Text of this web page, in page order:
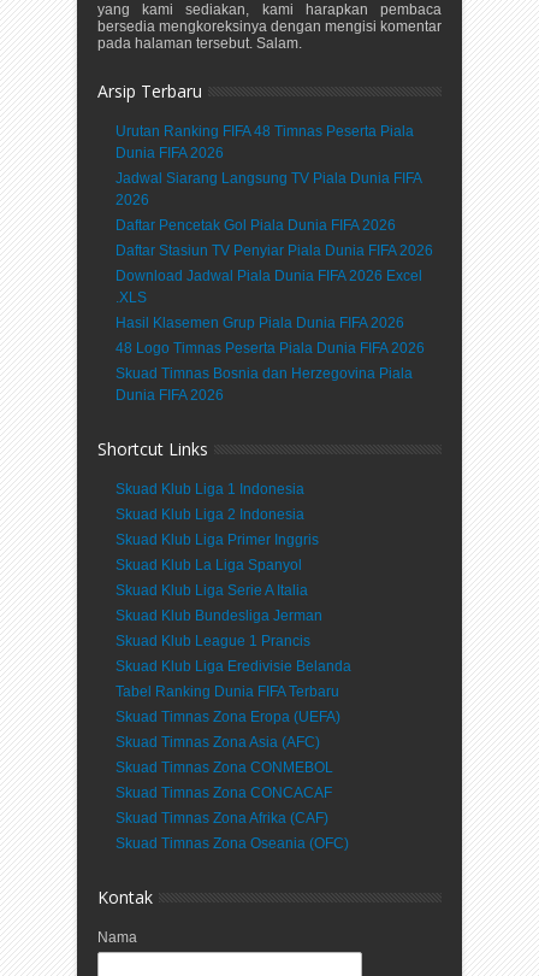
yang kami sediakan, kami harapkan pembaca
bersedia mengkoreksinya dengan mengisi komentar
pada halaman tersebut. Salam.
Arsip Terbaru
Urutan Ranking FIFA 48 Timnas Peserta Piala
Dunia FIFA 2026
Jadwal Siarang Langsung TV Piala Dunia FIFA
2026
Daftar Pencetak Gol Piala Dunia FIFA 2026
Daftar Stasiun TV Penyiar Piala Dunia FIFA 2026
Download Jadwal Piala Dunia FIFA 2026 Excel
.XLS
Hasil Klasemen Grup Piala Dunia FIFA 2026
48 Logo Timnas Peserta Piala Dunia FIFA 2026
Skuad Timnas Bosnia dan Herzegovina Piala
Dunia FIFA 2026
Shortcut Links
Skuad Klub Liga 1 Indonesia
Skuad Klub Liga 2 Indonesia
Skuad Klub Liga Primer Inggris
Skuad Klub La Liga Spanyol
Skuad Klub Liga Serie A Italia
Skuad Klub Bundesliga Jerman
Skuad Klub League 1 Prancis
Skuad Klub Liga Eredivisie Belanda
Tabel Ranking Dunia FIFA Terbaru
Skuad Timnas Zona Eropa (UEFA)
Skuad Timnas Zona Asia (AFC)
Skuad Timnas Zona CONMEBOL
Skuad Timnas Zona CONCACAF
Skuad Timnas Zona Afrika (CAF)
Skuad Timnas Zona Oseania (OFC)
Kontak
Nama